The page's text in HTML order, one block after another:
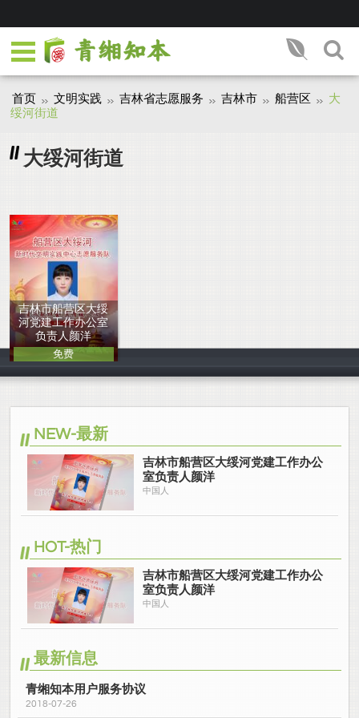
首页 文明实践 吉林省志愿服务 吉林市 船营区
大
绥河街道
大绥河街道
吉林市船营区大绥
河党建工作办公室
负责人颜洋
中国人
免费
NEW-最新
吉林市船营区大绥河党建工作办公
室负责人颜洋
中国人
HOT-热门
吉林市船营区大绥河党建工作办公
室负责人颜洋
中国人
最新信息
青缃知本用户服务协议
2018-07-26